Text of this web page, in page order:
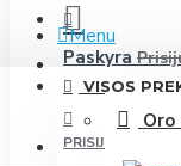
Paskyra
Menu
VISOS
Oro
PRISIJUNGTI